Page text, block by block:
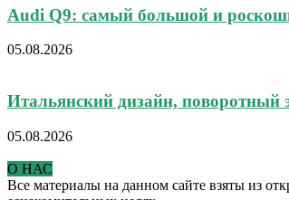
Audi Q9: самый большой и
05.08.2026
Итальянский дизайн, поворотный
05.08.2026
О НАС
Все материалы на данном сайте взяты из